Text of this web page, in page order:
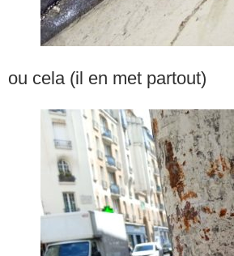
ou cela (il en met partout)